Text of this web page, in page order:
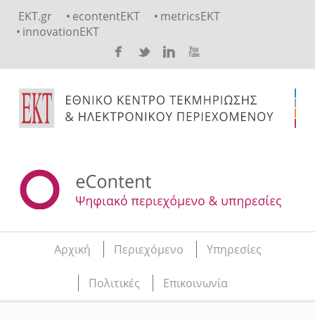
EKT.gr econtentEKT
metricsEKT
innovationEKT
Main menu
Αρχική Περιεχόμενο Υπηρεσίες
Πολιτικές Επικοινωνία